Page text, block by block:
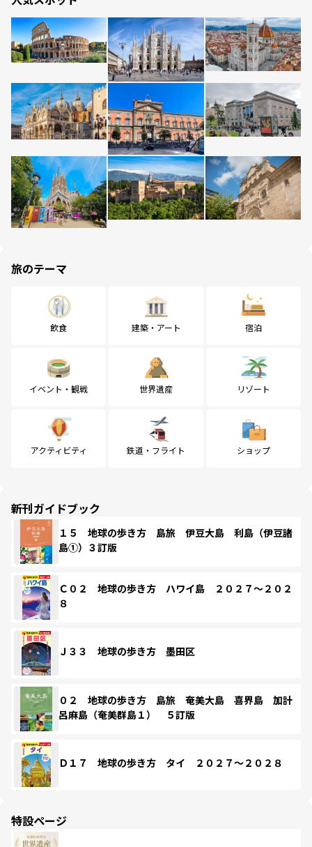
旅のテーマ
飲食 建築・アート 宿泊
イベント・観戦 世界遺産 リゾート
アクティビティ 鉄道・フライト ショップ
新刊ガイドブック
１５ 地球の歩き方 島旅 伊豆大島 利島（伊豆諸
島①）３訂版
Ｃ０２ 地球の歩き方 ハワイ島 ２０２７～２０２
８
Ｊ３３ 地球の歩き方 墨田区
０２ 地球の歩き方 島旅 奄美大島 喜界島 加計
呂麻島（奄美群島１） ５訂版
Ｄ１７ 地球の歩き方 タイ ２０２７～２０２８
特設ページ